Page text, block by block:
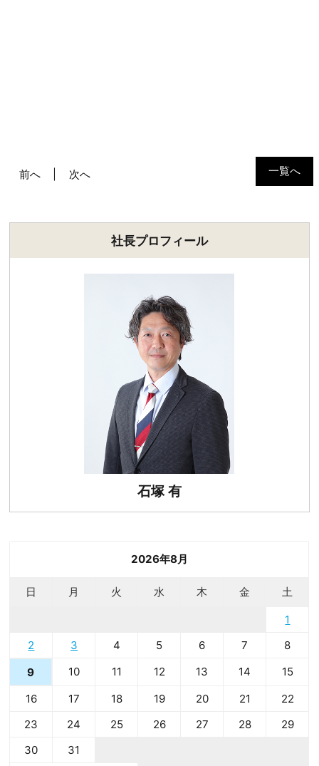
一覧へ
前へ 次へ
社長プロフィール
石塚 有
2026年8月
日 月 火 水 木 金 土
1
2
3 4 5 6 7
8
9
10 11 12 13 14
15
16
17 18 19 20 21
22
23
24 25 26 27 28
29
30
31